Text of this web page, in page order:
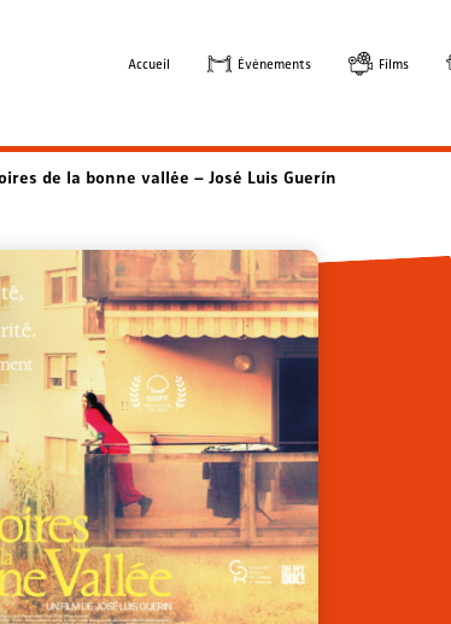
Accueil Évènements Films
de la bonne vallée – José Luis Guerín